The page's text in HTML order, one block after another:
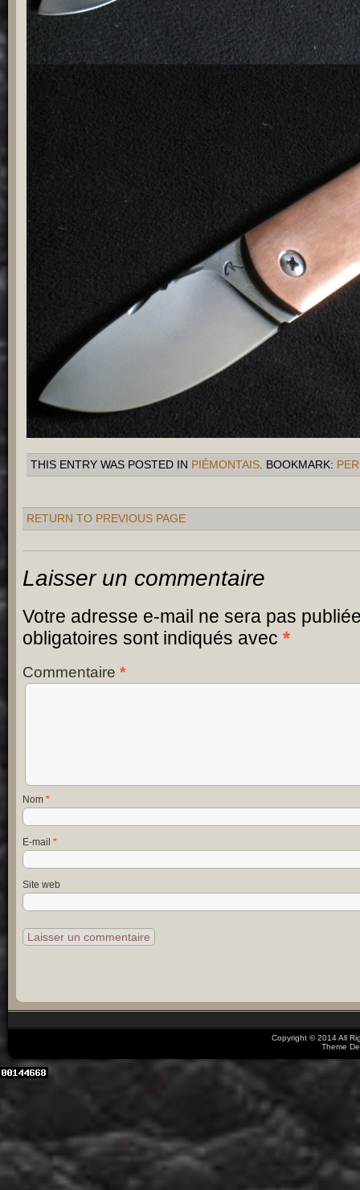
THIS ENTRY WAS POSTED IN PIÉMONTAIS . BOOKMARK:
RETURN TO PREVIOUS PAGE
Laisser un commentaire
Votre adresse e-mail ne sera pas
obligatoires sont indiqués avec *
Commentaire *
Nom *
E-mail *
Site web
Copyright © 2014 All
Theme